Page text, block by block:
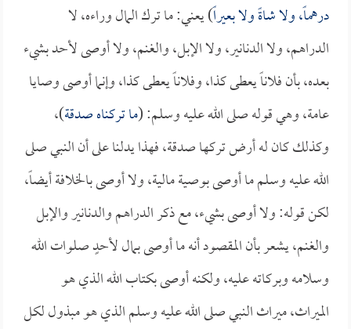
درهماً، ولا شاةً ولا بعيراً) يعني: ما ترك المال وراءه، لا
الدراهم، ولا الدنانير، ولا الإبل، والغنم، ولا أوصى لأحد بشيء
بعده، بأن فلاناً يعطى كذا، وفلاناً يعطى كذا، وإنما أوصى وصايا
عامة، وهي قوله صلى الله عليه وسلم: (ما تركناه صدقة)،
وكذلك كان له أرض تركها صدقة، فهذا يدلنا على أن النبي صلى
الله عليه وسلم ما أوصى بوصية مالية، ولا أوصى بالخلافة أيضاً،
لكن قوله: ولا أوصى بشيء، مع ذكر الدراهم والدنانير والإبل
والغنم، يشعر بأن المقصود أنه ما أوصى بمال لأحدٍ صلوات الله
وسلامه وبركاته عليه، ولكنه أوصى بكتاب الله الذي هو
الميراث، ميراث النبي صلى الله عليه وسلم الذي هو مبذول لكل